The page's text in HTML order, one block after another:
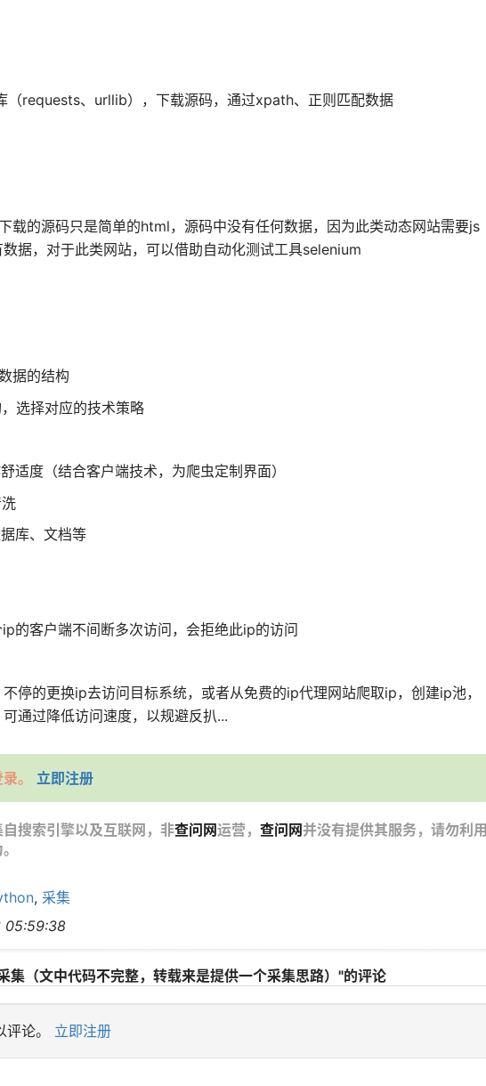
（requests、urllib），下载源码，通过xpath、正则匹配数据
载的源码只是简单的html，源码中没有任何数据，因为此类动态网站需要js
据，对于此类网站，可以借助自动化测试工具selenium
据的结构
选择对应的技术策略
适度（结合客户端技术，为爬虫定制界面）
库、文档等
的客户端不间断多次访问，会拒绝此ip的访问
停的更换ip去访问目标系统，或者从免费的ip代理网站爬取ip，创建ip池，
通过降低访问速度，以规避反扒...
。 立即注册
搜索引擎以及互联网，非查问网运营， 查问网并没有提供其服务，请勿利用
, 采集
（文中代码不完整，转载来是提供一个采集思路）"的评论
评论。 立即注册